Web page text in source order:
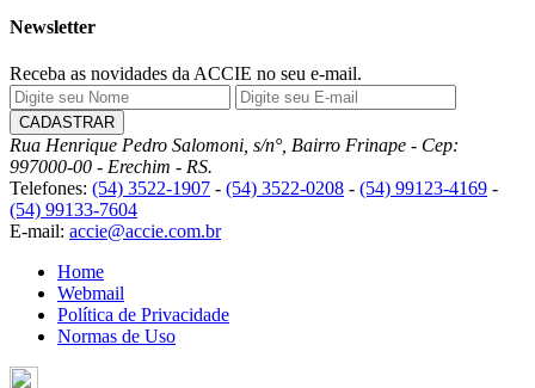
Newsletter
Receba as novidades da ACCIE no seu e-mail.
Rua Henrique Pedro Salomoni, s/n°, Bairro Frinape - Cep:
997000-00 - Erechim - RS.
Telefones: (54) 3522-1907 - (54) 3522-0208 - (54) 99123-4169 -
(54) 99133-7604
E-mail: accie@accie.com.br
Home
Webmail
Política de Privacidade
Normas de Uso